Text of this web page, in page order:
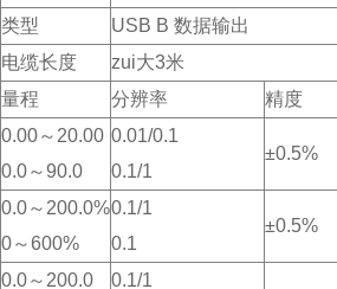
类型
USB B 数据输出
电缆长度
zui大3米
量程 分辨率 精度
0.00～20.00
0.0～90.0
0.01/0.1
0.1/1
±0.5%
0.0～200.0%
0～600%
0.1/1
0.1
±0.5%
0.0～200.0
0.1/1